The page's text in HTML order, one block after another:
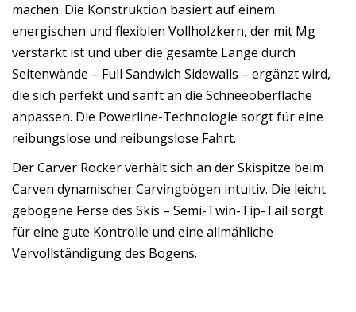
machen. Die Konstruktion basiert auf einem
energischen und flexiblen Vollholzkern, der mit Mg
verstärkt ist und über die gesamte Länge durch
Seitenwände – Full Sandwich Sidewalls – ergänzt wird,
die sich perfekt und sanft an die Schneeoberfläche
anpassen. Die Powerline-Technologie sorgt für eine
reibungslose und reibungslose Fahrt.
Der Carver Rocker verhält sich an der Skispitze beim
Carven dynamischer Carvingbögen intuitiv. Die leicht
gebogene Ferse des Skis – Semi-Twin-Tip-Tail sorgt
für eine gute Kontrolle und eine allmähliche
Vervollständigung des Bogens.